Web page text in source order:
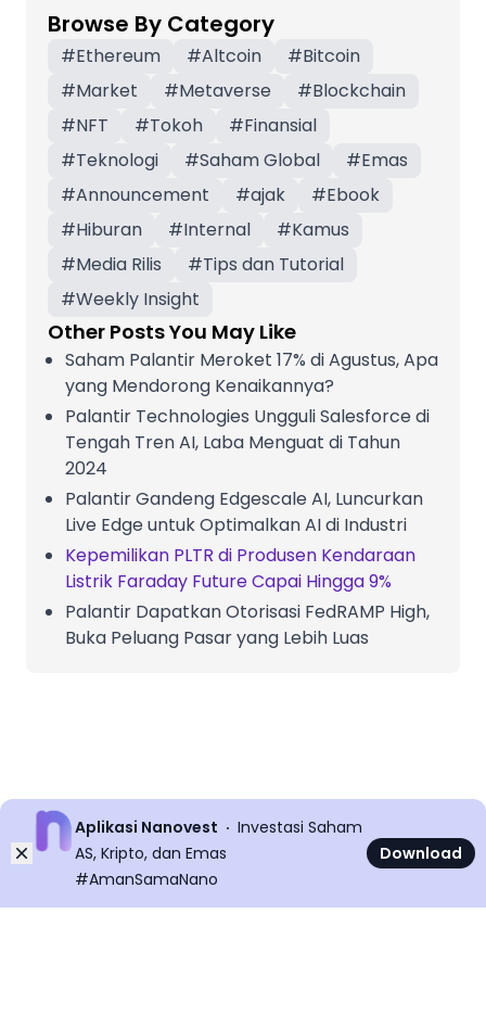
Browse By Category
#Ethereum #Altcoin #Bitcoin
#Market #Metaverse #Blockchain
#NFT #Tokoh #Finansial
#Teknologi #Saham Global #Emas
#Announcement #ajak #Ebook
#Hiburan #Internal #Kamus
#Media Rilis #Tips dan Tutorial
#Weekly Insight
Other Posts You May Like
Saham Palantir Meroket 17% di Agustus, Apa
yang Mendorong Kenaikannya?
Palantir Technologies Ungguli Salesforce di
Tengah Tren AI, Laba Menguat di Tahun
2024
Palantir Gandeng Edgescale AI, Luncurkan
Live Edge untuk Optimalkan AI di Industri
Kepemilikan PLTR di Produsen Kendaraan
Listrik Faraday Future Capai Hingga 9%
Palantir Dapatkan Otorisasi FedRAMP High,
Buka Peluang Pasar yang Lebih Luas
Dismiss
Aplikasi Nanovest
Investasi Saham
AS, Kripto, dan Emas
#AmanSamaNano
Download